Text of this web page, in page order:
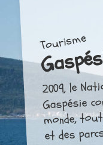
Tourisme
2009, le
Gaspésie
monde,
et des